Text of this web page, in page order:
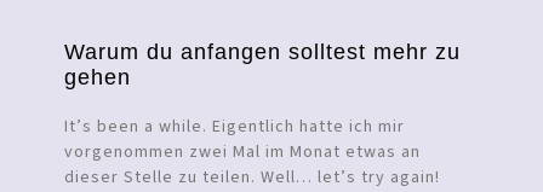
Warum du anfangen solltest mehr zu
gehen
It’s been a while. Eigentlich hatte ich mir
vorgenommen zwei Mal im Monat etwas an
dieser Stelle zu teilen. Well… let’s try again!